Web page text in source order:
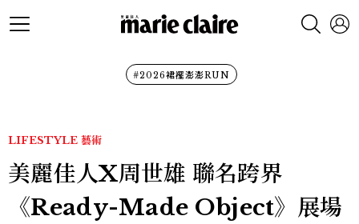
#2026裙襬澎澎RUN
LIFESTYLE 藝術
美麗佳人X周世雄 聯名跨界
《Ready-Made Object》展場